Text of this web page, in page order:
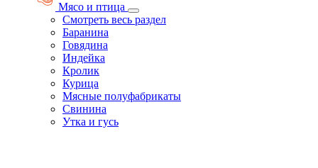
Мясо и птица
Смотреть весь раздел
Баранина
Говядина
Индейка
Кролик
Курица
Мясные полуфабрикаты
Свинина
Утка и гусь